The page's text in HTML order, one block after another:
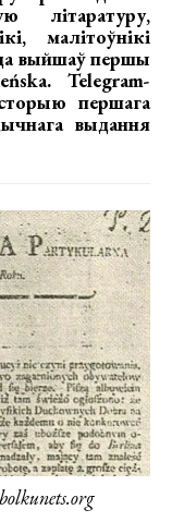
літаратуру,
малітоўнікі
выйшаў першы
Telegram-
першага
выдання